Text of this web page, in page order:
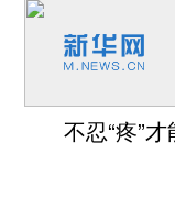
不忍“疼”